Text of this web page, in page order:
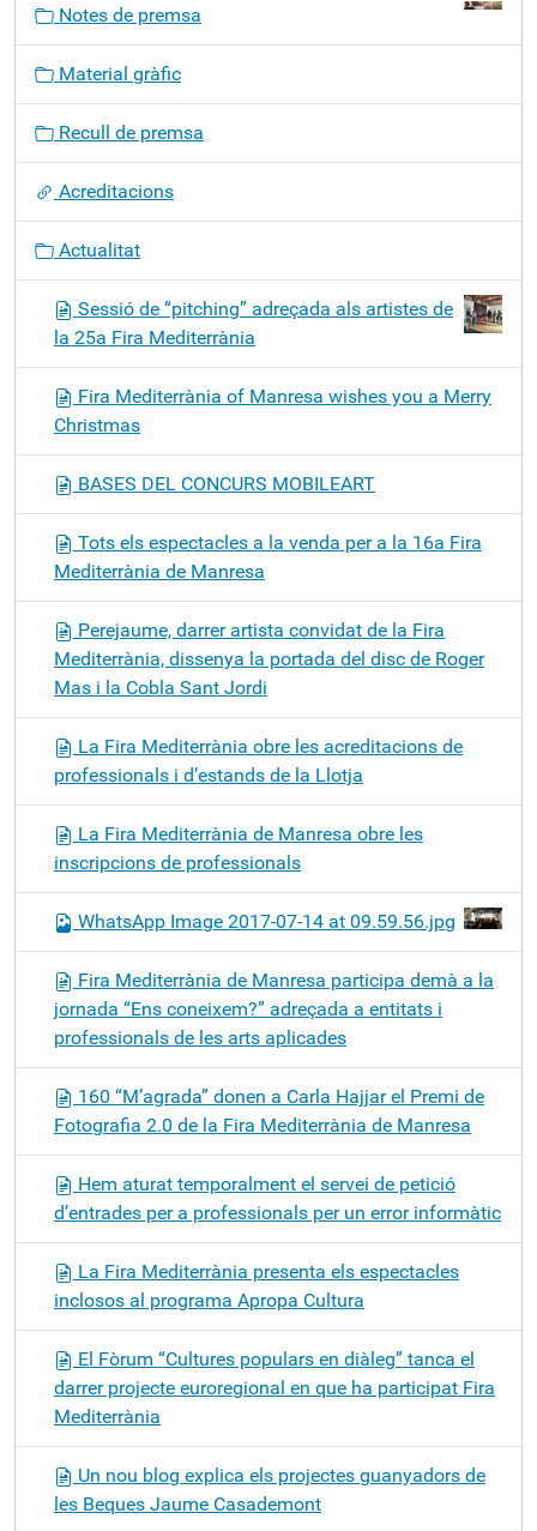
ó
Notes de premsa
Material gràfic
Recull de premsa
Acreditacions
Actualitat
Sessió de “pitching” adreçada als artistes de
la 25a Fira Mediterrània
Fira Mediterrània of Manresa wishes you a Merry
Christmas
BASES DEL CONCURS MOBILEART
Tots els espectacles a la venda per a la 16a Fira
Mediterrània de Manresa
Perejaume, darrer artista convidat de la Fira
Mediterrània, dissenya la portada del disc de Roger
Mas i la Cobla Sant Jordi
La Fira Mediterrània obre les acreditacions de
professionals i d’estands de la Llotja
La Fira Mediterrània de Manresa obre les
inscripcions de professionals
WhatsApp Image 2017-07-14 at 09.59.56.jpg
Fira Mediterrània de Manresa participa demà a la
jornada “Ens coneixem?” adreçada a entitats i
professionals de les arts aplicades
160 “M’agrada” donen a Carla Hajjar el Premi de
Fotografia 2.0 de la Fira Mediterrània de Manresa
Hem aturat temporalment el servei de petició
d’entrades per a professionals per un error informàtic
La Fira Mediterrània presenta els espectacles
inclosos al programa Apropa Cultura
El Fòrum “Cultures populars en diàleg” tanca el
darrer projecte euroregional en que ha participat Fira
Mediterrània
Un nou blog explica els projectes guanyadors de
les Beques Jaume Casademont